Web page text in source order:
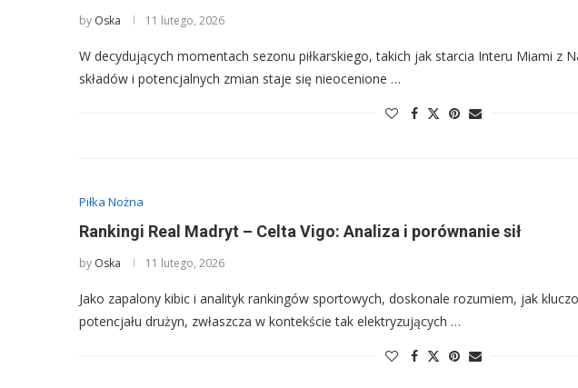
by Oska 11 lutego, 2026
W decydujących momentach sezonu piłkarskiego, takich jak starcia Interu Miami z
składów i potencjalnych zmian staje się nieocenione …
Piłka Nożna
Rankingi Real Madryt – Celta Vigo: Analiza i porównanie sił
by Oska 11 lutego, 2026
Jako zapalony kibic i analityk rankingów sportowych, doskonale rozumiem, jak
potencjału drużyn, zwłaszcza w kontekście tak elektryzujących …